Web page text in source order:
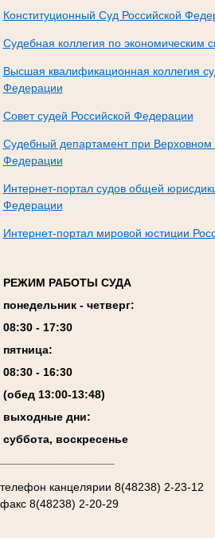
Конституционный Суд Российской
Судебная коллегия по экономическим
Высшая квалификационная коллегия
Федерации
Совет судей Российской Федерации
Судебный департамент при Верховном
Федерации
Интернет-портал судов общей
Федерации
Интернет-портал мировой юстиции
РЕЖИМ РАБОТЫ СУДА
понедельник - четверг:
08:30 - 17:30
пятница:
08:30 - 16:30
(обед 13:00-13:48)
выходные дни:
суббота, воскресенье
телефон канцелярии 8(48238) 2-23-12
факс 8(48238) 2-20-29